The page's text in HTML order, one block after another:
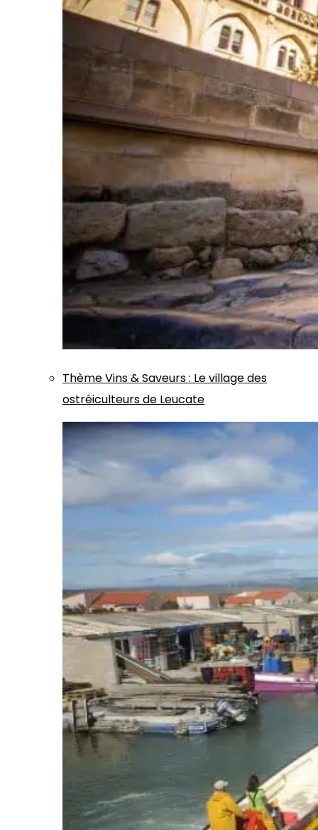
ThèmeVins & Saveurs: Le village des
ostréiculteurs de Leucate